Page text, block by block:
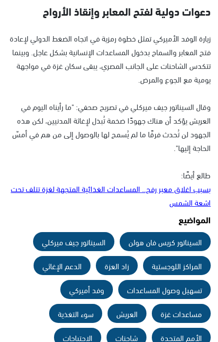
دعوات دولية لفتح المعابر وإنقاذ الأرواح
زيارة الوفد الأميركي تمثل خطوة رمزية في اتجاه الضغط الدولي لإعادة
فتح المعابر والسماح بدخول المساعدات الإنسانية بشكل عاجل. وبينما
تتكدس الشاحنات على الجانب المصري، يبقى سكان غزة في مواجهة
يومية مع الجوع والمرض.
وقال السيناتور جيف ميركلي في تصريح صحفي: "ما رأيناه اليوم في
العريش يؤكد أن هناك جهودًا ضخمة تُبذل لإغاثة المدنيين، لكن هذه
الجهود لن تُحدث فرقًا ما لم يُسمح لها بالوصول إلى من هم في أمسّ
الحاجة إليها".
طالع أيضًا:
بسبب اغلاق معبر رفح.. المساعدات الغذائية المتجهة لغزة تتلف تحت
اشعة الشمس
المواضيع
السيناتور كريس فان هولن
السيناتور جيف ميركلي
المراكز اللوجستية
زاد العزة
الدعم الإغاثي
تسهيل وصول المساعدات
وفد أميركي
مساعدات غزة
العريش
سوء التغذية
الأمم المتحدة
شاحنات الاحتياجات